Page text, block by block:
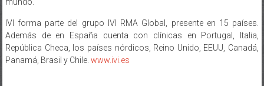
IVI forma parte del grupo IVI RMA Global, presente en 15 países.
Además de en España cuenta con clínicas en Portugal, Italia,
República Checa, los países nórdicos, Reino Unido, EEUU, Canadá,
Panamá, Brasil y Chile. www.ivi.es